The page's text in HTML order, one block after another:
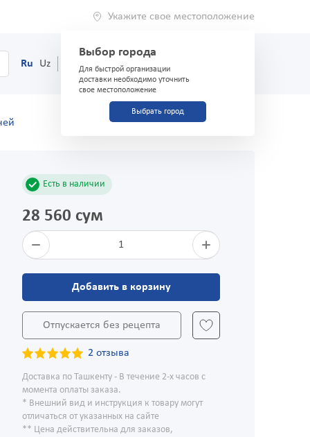
Укажите свое местоположение
Выбор города
Для быстрой организации
доставки необходимо уточнить
свое местоположение
Выбрать город
Ru Uz (71) 200-03-03
Есть в наличии
28 560 сум
1
Добавить в корзину
Отпускается без рецепта
2 отзыва
Доставка по Ташкенту - В течение 2-х часов с
момента оплаты заказа.
* Внешний вид и инструкция к товару могут
отличаться от указанных на сайте
** Цена действительна для заказов,